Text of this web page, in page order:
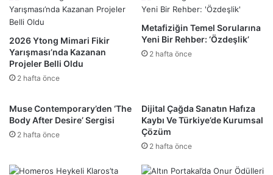
2026 Ytong Mimari Fikir
Yarışması’nda Kazanan
Projeler Belli Oldu
2 hafta önce
Metafiziğin Temel Sorularına
Yeni Bir Rehber: ‘Özdeşlik’
2 hafta önce
Muse Contemporary’den ‘The
Body After Desire’ Sergisi
2 hafta önce
Dijital Çağda Sanatın Hafıza
Kaybı Ve Türkiye’de Kurumsal
Çözüm
2 hafta önce